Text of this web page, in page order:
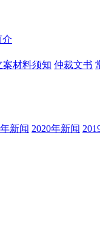
介
案材料须知 仲裁文书
新闻 2020年新闻